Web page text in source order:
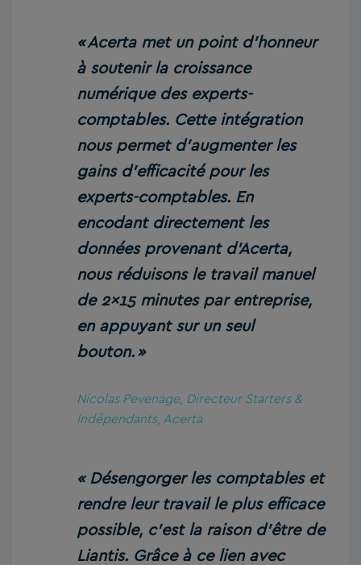
« Acerta met un point d’honneur
à soutenir la croissance
numérique des experts-
comptables. Cette intégration
nous permet d’augmenter les
gains d’efficacité pour les
experts-comptables. En
encodant directement les
données provenant d’Acerta,
nous réduisons le travail manuel
de 2×15 minutes par entreprise,
en appuyant sur un seul
bouton. »
Nicolas Pevenage, Directeur Starters &
Indépendants, Acerta
« Désengorger les comptables et
rendre leur travail le plus efficace
possible, c’est la raison d’être de
Liantis. Grâce à ce lien avec